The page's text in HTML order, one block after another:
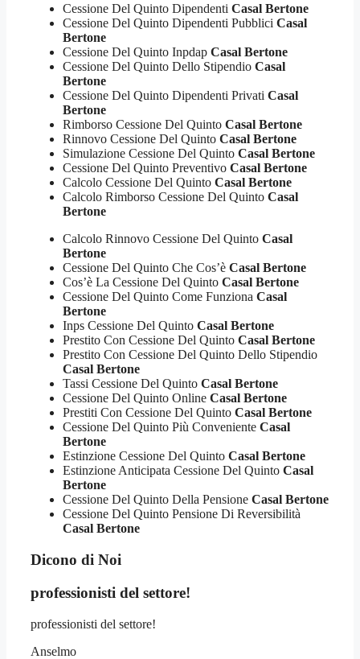
Cessione Del Quinto Dipendenti Casal Bertone
Cessione Del Quinto Dipendenti Pubblici Casal
Bertone
Cessione Del Quinto Inpdap Casal Bertone
Cessione Del Quinto Dello Stipendio Casal
Bertone
Cessione Del Quinto Dipendenti Privati Casal
Bertone
Rimborso Cessione Del Quinto Casal Bertone
Rinnovo Cessione Del Quinto Casal Bertone
Simulazione Cessione Del Quinto Casal Bertone
Cessione Del Quinto Preventivo Casal Bertone
Calcolo Cessione Del Quinto Casal Bertone
Calcolo Rimborso Cessione Del Quinto Casal
Bertone
Calcolo Rinnovo Cessione Del Quinto Casal
Bertone
Cessione Del Quinto Che Cos’è Casal Bertone
Cos’è La Cessione Del Quinto Casal Bertone
Cessione Del Quinto Come Funziona Casal
Bertone
Inps Cessione Del Quinto Casal Bertone
Prestito Con Cessione Del Quinto Casal Bertone
Prestito Con Cessione Del Quinto Dello Stipendio
Casal Bertone
Tassi Cessione Del Quinto Casal Bertone
Cessione Del Quinto Online Casal Bertone
Prestiti Con Cessione Del Quinto Casal Bertone
Cessione Del Quinto Più Conveniente Casal
Bertone
Estinzione Cessione Del Quinto Casal Bertone
Estinzione Anticipata Cessione Del Quinto Casal
Bertone
Cessione Del Quinto Della Pensione Casal Bertone
Cessione Del Quinto Pensione Di Reversibilità
Casal Bertone
Dicono di Noi
professionisti del settore!
professionisti del settore!
Anselmo